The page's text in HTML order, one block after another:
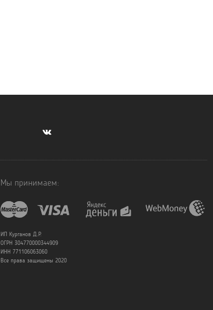
Мы принимаем:
ИП Курганов Д.Р.
ОГРН 304770000344909
ИНН 771106063060
Все права защищены 2020